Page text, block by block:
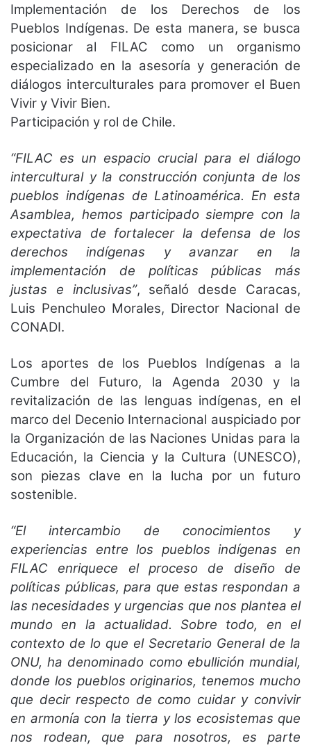
Implementación de los Derechos de los
Pueblos Indígenas. De esta manera, se busca
posicionar al FILAC como un organismo
especializado en la asesoría y generación de
diálogos interculturales para promover el Buen
Vivir y Vivir Bien.
Participación y rol de Chile.
“FILAC es un espacio crucial para el diálogo
intercultural y la construcción conjunta de los
pueblos indígenas de Latinoamérica. En esta
Asamblea, hemos participado siempre con la
expectativa de fortalecer la defensa de los
derechos indígenas y avanzar en la
implementación de políticas públicas más
justas e inclusivas”, señaló desde Caracas,
Luis Penchuleo Morales, Director Nacional de
CONADI.
Los aportes de los Pueblos Indígenas a la
Cumbre del Futuro, la Agenda 2030 y la
revitalización de las lenguas indígenas, en el
marco del Decenio Internacional auspiciado por
la Organización de las Naciones Unidas para la
Educación, la Ciencia y la Cultura (UNESCO),
son piezas clave en la lucha por un futuro
sostenible.
“El intercambio de conocimientos y
experiencias entre los pueblos indígenas en
FILAC enriquece el proceso de diseño de
políticas públicas, para que estas respondan a
las necesidades y urgencias que nos plantea el
mundo en la actualidad. Sobre todo, en el
contexto de lo que el Secretario General de la
ONU, ha denominado como ebullición mundial,
donde los pueblos originarios, tenemos mucho
que decir respecto de como cuidar y convivir
en armonía con la tierra y los ecosistemas que
nos rodean, que para nosotros, es parte